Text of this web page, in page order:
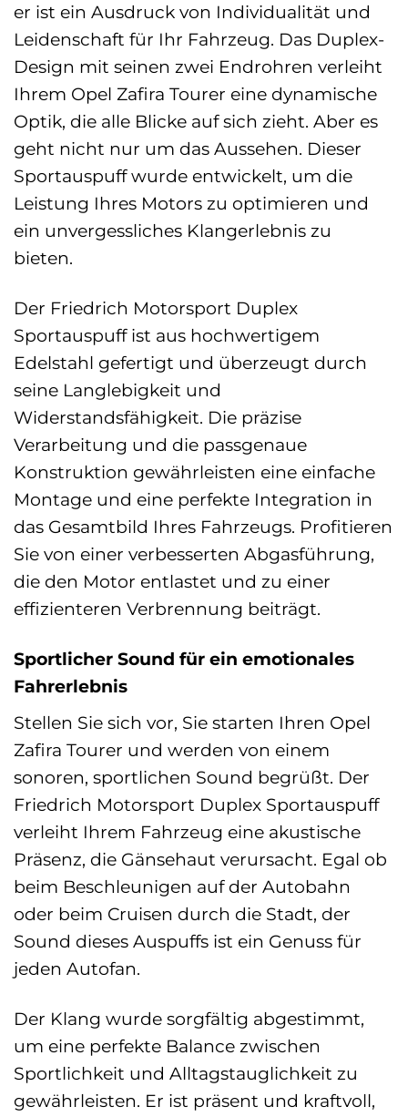
er ist ein Ausdruck von Individualität und
Leidenschaft für Ihr Fahrzeug. Das Duplex-
Design mit seinen zwei Endrohren verleiht
Ihrem Opel Zafira Tourer eine dynamische
Optik, die alle Blicke auf sich zieht. Aber es
geht nicht nur um das Aussehen. Dieser
Sportauspuff wurde entwickelt, um die
Leistung Ihres Motors zu optimieren und
ein unvergessliches Klangerlebnis zu
bieten.
Der Friedrich Motorsport Duplex
Sportauspuff ist aus hochwertigem
Edelstahl gefertigt und überzeugt durch
seine Langlebigkeit und
Widerstandsfähigkeit. Die präzise
Verarbeitung und die passgenaue
Konstruktion gewährleisten eine einfache
Montage und eine perfekte Integration in
das Gesamtbild Ihres Fahrzeugs. Profitieren
Sie von einer verbesserten Abgasführung,
die den Motor entlastet und zu einer
effizienteren Verbrennung beiträgt.
Sportlicher Sound für ein emotionales
Fahrerlebnis
Stellen Sie sich vor, Sie starten Ihren Opel
Zafira Tourer und werden von einem
sonoren, sportlichen Sound begrüßt. Der
Friedrich Motorsport Duplex Sportauspuff
verleiht Ihrem Fahrzeug eine akustische
Präsenz, die Gänsehaut verursacht. Egal ob
beim Beschleunigen auf der Autobahn
oder beim Cruisen durch die Stadt, der
Sound dieses Auspuffs ist ein Genuss für
jeden Autofan.
Der Klang wurde sorgfältig abgestimmt,
um eine perfekte Balance zwischen
Sportlichkeit und Alltagstauglichkeit zu
gewährleisten. Er ist präsent und kraftvoll,